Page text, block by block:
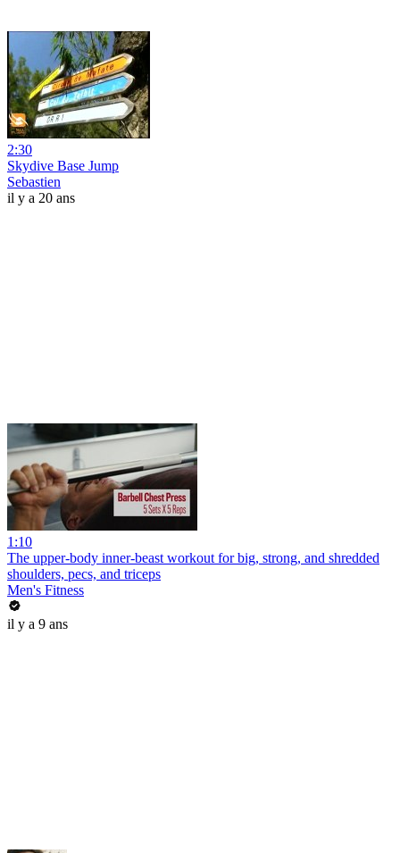
2:30
Skydive Base Jump
Sebastien
il y a 20 ans
1:10
The upper-body inner-beast workout for big, strong, and shredded
shoulders, pecs, and triceps
Men's Fitness
il y a 9 ans